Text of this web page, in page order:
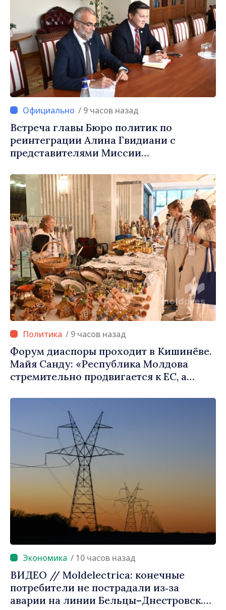
/ 9 часов назад
Встреча главы Бюро политик по
реинтеграции Алина Гвидиани с
представителями Миссии
Креста в Молдове
/ 9 часов назад
Форум диаспоры проходит в Кишинёве.
Майя Санду: «Республика Молдова
стремительно продвигается к ЕС, а
продвижении и поддержке этого пути»
/ 10 часов назад
ВИДЕО // Moldelectrica: конечные
потребители не пострадали из‑за
аварии на линии Бельцы–Днестровск.